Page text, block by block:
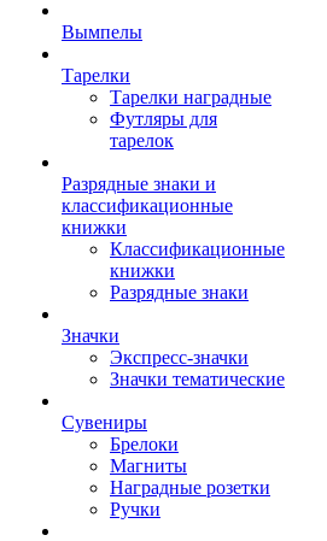
Вымпелы
Тарелки
Тарелки наградные
Футляры для
тарелок
Разрядные знаки и
классификационные
книжки
Классификационные
книжки
Разрядные знаки
Значки
Экспресс-значки
Значки тематические
Сувениры
Брелоки
Магниты
Наградные розетки
Ручки